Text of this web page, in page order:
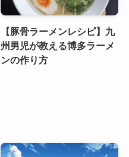
【豚骨ラーメンレシピ】九
州男児が教える博多ラーメ
ンの作り方